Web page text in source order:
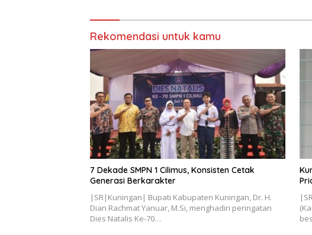
Rekomendasi untuk kamu
7 Dekade SMPN 1 Cilimus, Konsisten Cetak
Generasi Berkarakter
|SR|Kuningan| Bupati Kabupaten Kuningan, Dr. H.
Dian Rachmat Yanuar, M.Si, menghadiri peringatan
Dies Natalis Ke-70…